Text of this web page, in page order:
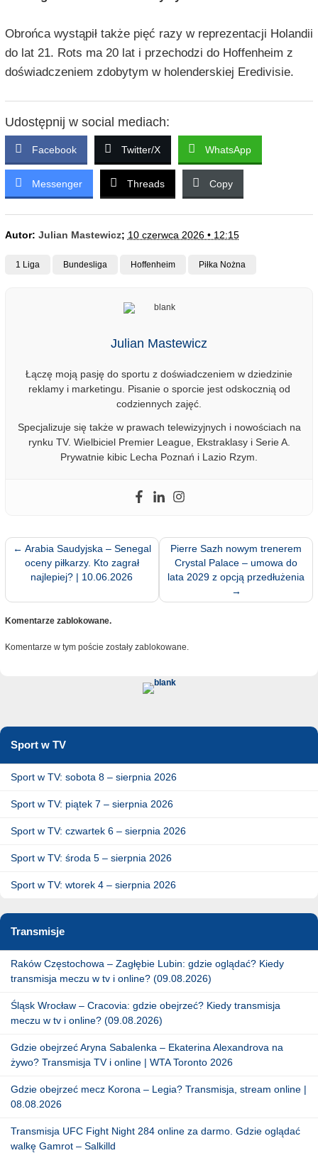
Obrońca wystąpił także pięć razy w reprezentacji Holandii
do lat 21. Rots ma 20 lat i przechodzi do Hoffenheim z
doświadczeniem zdobytym w holenderskiej Eredivisie.
Udostępnij w social mediach:
Facebook Twitter/X WhatsApp
Messenger Threads Copy
Autor: Julian Mastewicz; 10 czerwca 2026 • 12:15
1 Liga Bundesliga Hoffenheim Piłka Nożna
Julian Mastewicz
Łączę moją pasję do sportu z doświadczeniem w dziedzinie
reklamy i marketingu. Pisanie o sporcie jest odskocznią od
codziennych zajęć.
Specjalizuje się także w prawach telewizyjnych i nowościach na
rynku TV. Wielbiciel Premier League, Ekstraklasy i Serie A.
Prywatnie kibic Lecha Poznań i Lazio Rzym.
← Arabia Saudyjska – Senegal
oceny piłkarzy. Kto zagrał
najlepiej? | 10.06.2026
Pierre Sazh nowym trenerem
Crystal Palace – umowa do
lata 2029 z opcją przedłużenia
→
Komentarze zablokowane.
Komentarze w tym poście zostały zablokowane.
Sport w TV
Sport w TV: sobota 8 – sierpnia 2026
Sport w TV: piątek 7 – sierpnia 2026
Sport w TV: czwartek 6 – sierpnia 2026
Sport w TV: środa 5 – sierpnia 2026
Sport w TV: wtorek 4 – sierpnia 2026
Transmisje
Raków Częstochowa – Zagłębie Lubin: gdzie oglądać? Kiedy
transmisja meczu w tv i online? (09.08.2026)
Śląsk Wrocław – Cracovia: gdzie obejrzeć? Kiedy transmisja
meczu w tv i online? (09.08.2026)
Gdzie obejrzeć Aryna Sabalenka – Ekaterina Alexandrova na
żywo? Transmisja TV i online | WTA Toronto 2026
Gdzie obejrzeć mecz Korona – Legia? Transmisja, stream online |
08.08.2026
Transmisja UFC Fight Night 284 online za darmo. Gdzie oglądać
walkę Gamrot – Salkilld